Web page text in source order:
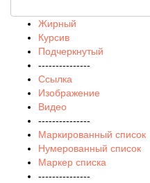
Жирный
Курсив
Подчеркнутый
---------------
Ссылка
Изображение
Видео
---------------
Маркированный список
Нумерованный список
Маркер списка
---------------